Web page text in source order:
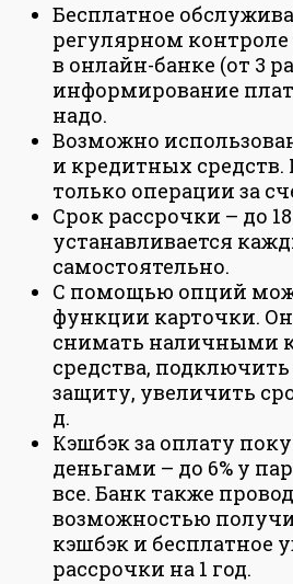
Бесплатное
регулярном
в онлайн-банке (от 3
информирование
надо.
Возможно
и кредитных
только операции за
Срок рассрочки – до
устанавливается
самостоятельно.
С помощью опций
функции карточки.
снимать наличными
средства,
защиту, увеличить
д.
Кэшбэк за оплату
деньгами – до 6% у
все. Банк также
возможностью
кэшбэк и бесплатное
рассрочки на 1 год.